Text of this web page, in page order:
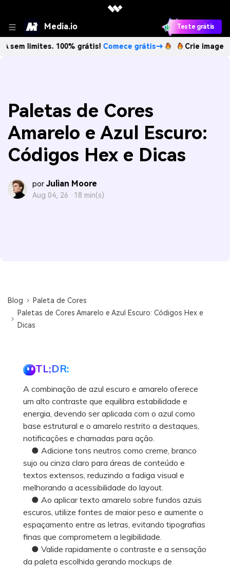
Media.io Teste grátis
100% grátis!Comece grátis→ Crie imagens com IA
Paletas de Cores
Amarelo e Azul Escuro:
Códigos Hex e Dicas
por Julian Moore
Aug 04, 26 · 18 min(s)
Blog
Paleta de Cores
Paletas de Cores Amarelo e Azul Escuro: Códigos Hex e
Dicas
TL;DR:
A combinação de azul escuro e amarelo oferece
um alto contraste que equilibra estabilidade e
energia, devendo ser aplicada com o azul como
base estrutural e o amarelo restrito a destaques,
notificações e chamadas para ação.
● Adicione tons neutros como creme, branco
sujo ou cinza claro para áreas de conteúdo e
textos extensos, reduzindo a fadiga visual e
melhorando a acessibilidade do layout.
● Ao aplicar texto amarelo sobre fundos azuis
escuros, utilize fontes de maior peso e aumente o
espaçamento entre as letras, evitando tipografias
finas que comprometem a legibilidade.
● Valide rapidamente o contraste e a sensação
da paleta escolhida gerando mockups de